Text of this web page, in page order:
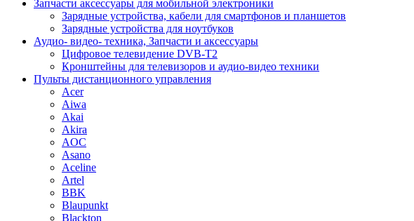
Запчасти аксессуары для мобильной электроники
Зарядные устройства, кабели для смартфонов и планшетов
Зарядные устройства для ноутбуков
Аудио- видео- техника, Запчасти и аксессуары
Цифровое телевидение DVB-T2
Кронштейны для телевизоров и аудио-видео техники
Пульты дистанционного управления
Acer
Aiwa
Akai
Akira
AOC
Asano
Aceline
Artel
BBK
Blaupunkt
Blackton